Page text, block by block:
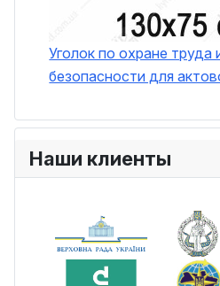
Уголок по охране труда
безопасности для
Наши клиенты